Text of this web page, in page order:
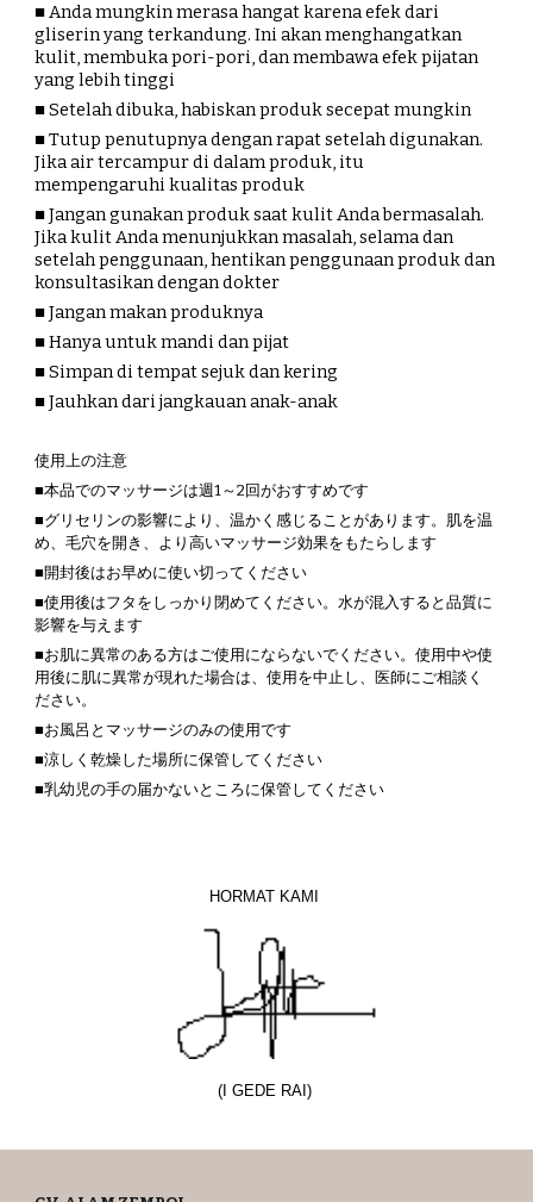
■ Anda mungkin merasa hangat karena efek dari
gliserin yang terkandung. Ini akan menghangatkan
kulit, membuka pori-pori, dan membawa efek pijatan
yang lebih tinggi
■ Setelah dibuka, habiskan produk secepat mungkin
■ Tutup penutupnya dengan rapat setelah digunakan.
Jika air tercampur di dalam produk, itu
mempengaruhi kualitas produk
■ Jangan gunakan produk saat kulit Anda bermasalah.
Jika kulit Anda menunjukkan masalah, selama dan
setelah penggunaan, hentikan penggunaan produk dan
konsultasikan dengan dokter
■ Jangan makan produknya
■ Hanya untuk mandi dan pijat
■ Simpan di tempat sejuk dan kering
■Jauhkan dari jangkauan anak-anak
使用上の注意
■本品でのマッサージは週1～2回がおすすめです
■グリセリンの影響により、温かく感じることがあります。肌を温
め、毛穴を開き、より高いマッサージ効果をもたらします
■開封後はお早めに使い切ってください
■使用後はフタをしっかり閉めてください。水が混入すると品質に
影響を与えます
■お肌に異常のある方はご使用にならないでください。使用中や使
用後に肌に異常が現れた場合は、使用を中止し、医師にご相談く
ださい。
■お風呂とマッサージのみの使用です
■涼しく乾燥した場所に保管してください
■乳幼児の手の届かないところに保管してください
HORMAT KAMI
(I GEDE RAI)